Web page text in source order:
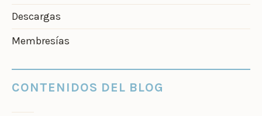
Descargas
Membresías
CONTENIDOS DEL BLOG